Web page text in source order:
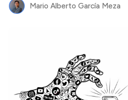
Mario Alberto García Meza